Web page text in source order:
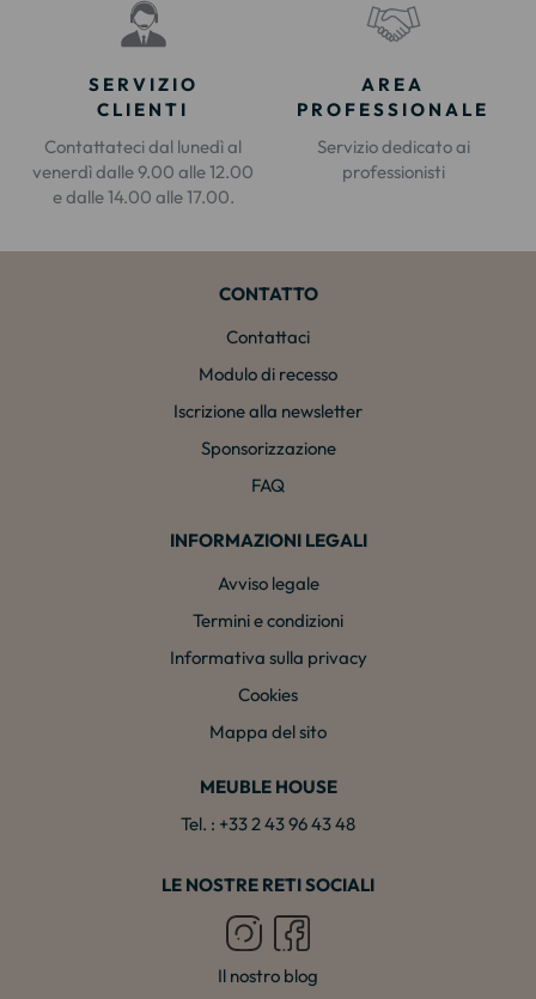
SERVIZIO
CLIENTI
Contattateci dal lunedì al
venerdì dalle 9.00 alle 12.00
e dalle 14.00 alle 17.00.
AREA
PROFESSIONALE
Servizio dedicato ai
professionisti
CONTATTO
Contattaci
Modulo di recesso
Iscrizione alla newsletter
Sponsorizzazione
FAQ
INFORMAZIONI LEGALI
Avviso legale
Termini e condizioni
Informativa sulla privacy
Cookies
Mappa del sito
MEUBLE HOUSE
Tel. : +33 2 43 96 43 48
LE NOSTRE RETI SOCIALI
Il nostro blog